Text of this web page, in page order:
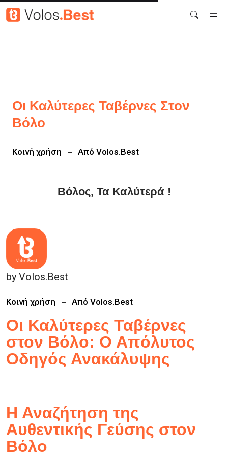
Μετάβαση στο κύριο περιεχόμενο
Οι Καλύτερες Ταβέρνες Στον
Βόλο
Κοινή χρήση Από Volos.Best
Βόλος, Τα Καλύτερά !
by Volos.Best
Κοινή χρήση Από Volos.Best
Οι Καλύτερες Ταβέρνες
στον Βόλο: Ο Απόλυτος
Οδηγός Ανακάλυψης
Η Αναζήτηση της
Αυθεντικής Γεύσης στον
Βόλο